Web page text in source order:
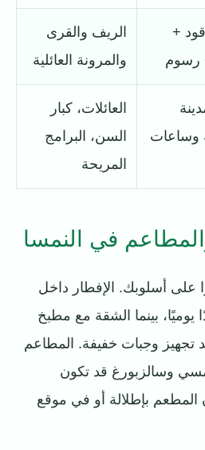
+
رسوم
الريف والقرى
والمرونة العائلية
وساعات
العائلات، كبار
السن، البرامج
المريحة
في النمسا
على أسلوبك. الإفطار داخل
يوميًا، بينما الشقة مع مطبخ
تجهيز وجبات خفيفة. المطاعم
وسالزبورغ قد تكون
بإطلالة أو في موقع